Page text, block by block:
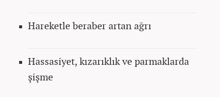
Hareketle beraber artan ağrı
Hassasiyet, kızarıklık ve parmaklarda
şişme